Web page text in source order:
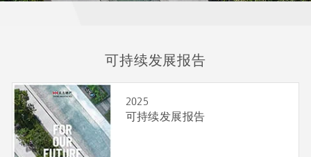
可持续发展报告
2025
可持续发展报告